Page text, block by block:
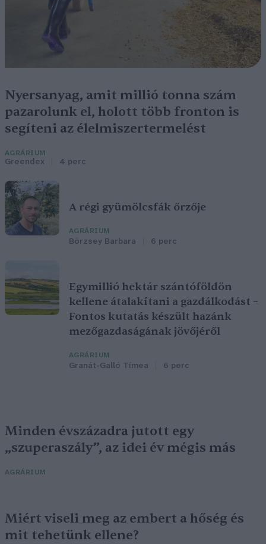
Nyersanyag, amit millió tonna szám
pazarolunk el, holott több fronton is
segíteni az élelmiszertermelést
AGRÁRIUM
Greendex 4 perc
A régi gyümölcsfák őrzője
AGRÁRIUM
Börzsey Barbara 6 perc
Egymillió hektár szántóföldön
kellene átalakítani a gazdálkodást –
Fontos kutatás készült hazánk
mezőgazdaságának jövőjéről
AGRÁRIUM
Granát-Galló Tímea 6 perc
Minden évszázadra jutott egy
„szuperaszály”, az idei év mégis más
AGRÁRIUM
Miért viseli meg az embert a hőség és
mit tehetünk ellene?